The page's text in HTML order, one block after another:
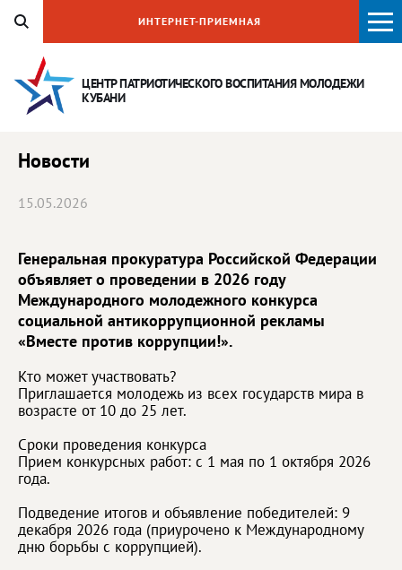
ЦЕНТР ПАТРИОТИЧЕСКОГО ВОСПИТАНИЯМОЛОДЕЖИ
КУБАНИ
ИНТЕРНЕТ-ПРИЕМНАЯ
Новости
15.05.2026
Генеральная прокуратура Российской Федерации
объявляет о проведении в 2026 году
Международного молодежного конкурса
социальной антикоррупционной рекламы
«Вместе против коррупции!».
Кто может участвовать?
Приглашается молодежь из всех государств мира в
возрасте от 10 до 25 лет.
Сроки проведения конкурса
Прием конкурсных работ: с 1 мая по 1 октября 2026
года.
Подведение итогов и объявление победителей: 9
декабря 2026 года (приурочено к Международному
дню борьбы с коррупцией).